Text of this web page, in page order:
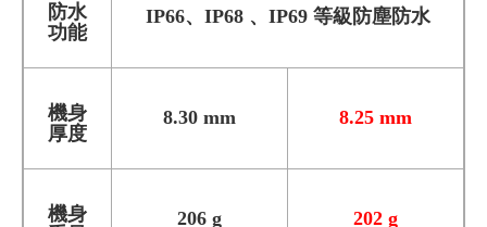
防水
功能
IP66、IP68 、IP69 等級防塵防水
機身
厚度
8.30 mm 8.25 mm
機身
206 g 202 g